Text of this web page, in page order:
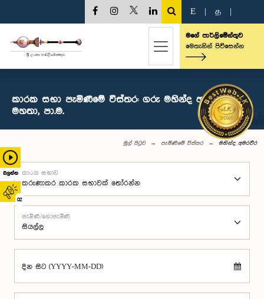
බලන්න
02
E த
මගේ පාර්ලිමේන්තුව
මෙතැනින් පිවිසෙන්න
කාරක සභා පැමිණීමේ විස්තර: ගරු මහින්ද අමරවීර
මහතා, පා.ම.
මුල් පිටුව පැමිණීමේ විස්තර මහින්ද අමරවීර
කාරක සභාව
පැමිණි/නොපැමිණි
දින සිට (YYYY-MM-DD)